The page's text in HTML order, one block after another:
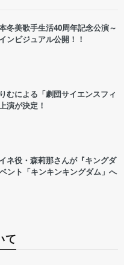
冬美歌手生活40周年記念公演～
ンビジュアル公開！！
むによる「劇団サイエンスフィ
演が決定！
ネ役・森莉那さんが『キングダ
ント「キンキンキングダム」へ
て